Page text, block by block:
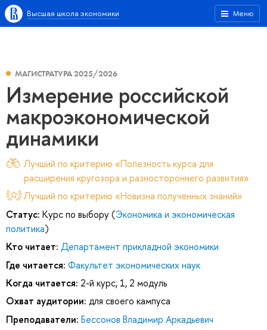
Меню
Высшая школа экономики
МАГИСТРАТУРА 2025/2026
Измерение российской
макроэкономической
динамики
Лучший по критерию «Полезность курса для
расширения кругозора и разностороннего развития»
Лучший по критерию «Новизна полученных знаний»
Статус: Курс по выбору (Экономика и экономическая
политика)
Кто читает: Департамент прикладной экономики
Где читается: Факультет экономических наук
Когда читается: 2-й курс, 1, 2 модуль
Охват аудитории: для своего кампуса
Преподаватели: Бессонов Владимир Аркадьевич